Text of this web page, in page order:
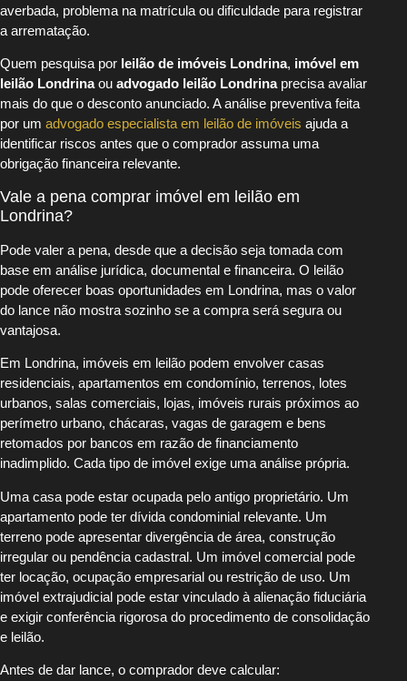
averbada, problema na matrícula ou dificuldade para registrar
a arrematação.
Quem pesquisa por leilão de imóveis Londrina, imóvel em
leilão Londrinaou advogado leilão Londrinaprecisa avaliar
mais do que o desconto anunciado. A análise preventiva feita
por um advogado especialista em leilão de imóveis ajuda a
identificar riscos antes que o comprador assuma uma
obrigação financeira relevante.
Vale a pena comprar imóvel em leilão em
Londrina?
Pode valer a pena, desde que a decisão seja tomada com
base em análise jurídica, documental e financeira. O leilão
pode oferecer boas oportunidades em Londrina, mas o valor
do lance não mostra sozinho se a compra será segura ou
vantajosa.
Em Londrina, imóveis em leilão podem envolver casas
residenciais, apartamentos em condomínio, terrenos, lotes
urbanos, salas comerciais, lojas, imóveis rurais próximos ao
perímetro urbano, chácaras, vagas de garagem e bens
retomados por bancos em razão de financiamento
inadimplido. Cada tipo de imóvel exige uma análise própria.
Uma casa pode estar ocupada pelo antigo proprietário. Um
apartamento pode ter dívida condominial relevante. Um
terreno pode apresentar divergência de área, construção
irregular ou pendência cadastral. Um imóvel comercial pode
ter locação, ocupação empresarial ou restrição de uso. Um
imóvel extrajudicial pode estar vinculado à alienação fiduciária
e exigir conferência rigorosa do procedimento de consolidação
e leilão.
Antes de dar lance, o comprador deve calcular: